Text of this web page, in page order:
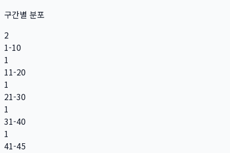
구간별 분포
2
1-10
1
11-20
1
21-30
1
31-40
1
41-45